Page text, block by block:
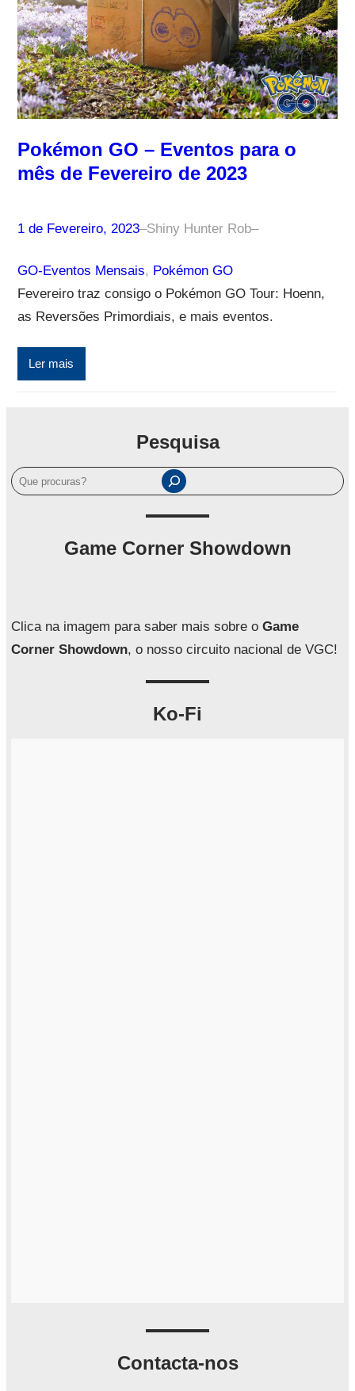
Pokémon GO – Eventos para o
mês de Fevereiro de 2023
1 de Fevereiro, 2023–Shiny Hunter Rob–
GO-Eventos Mensais, Pokémon GO
Fevereiro traz consigo o Pokémon GO Tour: Hoenn,
as Reversões Primordiais, e mais eventos.
Ler mais
Pesquisa
P
a
r
Game Corner Showdown
Clica na imagem para saber mais sobre o Game
Corner Showdown, o nosso circuito nacional de VGC!
Ko-Fi
Contacta-nos